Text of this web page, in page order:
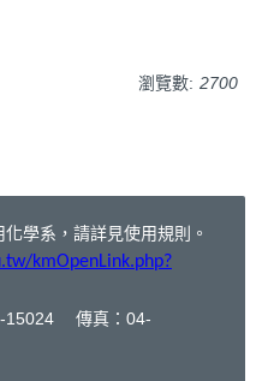
瀏覽數: 2700
學系，請詳見使用規則。
kmOpenLink.php?
15024 傳真：04-